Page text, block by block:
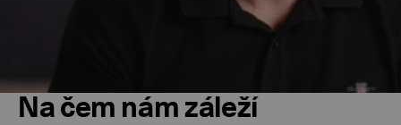
Na čem nám záleží